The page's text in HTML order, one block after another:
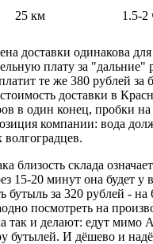
25 км 1.5-2
доставки одинакова
плату за "дальние"
те же 380 рублей за
доставки в
в один конец, пробки
компании: вода
волгоградцев.
близость склада
15-20 минут она будет у
бутыль за 320 рублей - на
посмотреть на
так и делают: едут мимо
бутылей. И дёшево и